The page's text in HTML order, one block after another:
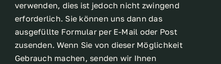
verwenden, dies ist jedoch nicht zwingend
erforderlich. Sie können uns dann das
ausgefüllte Formular per E-Mail oder Post
zusenden. Wenn Sie von dieser Möglichkeit
Gebrauch machen, senden wir Ihnen